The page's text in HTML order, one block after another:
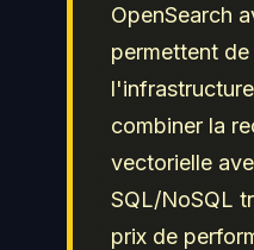
OpenSearch
permettent
combiner la
vectorielle
SQL/NoSQL
prix de